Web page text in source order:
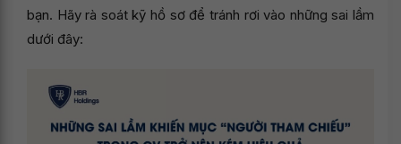
bạn. Hãy rà soát kỹ hồ sơ để tránh rơi vào những sai lầm
dưới đây: